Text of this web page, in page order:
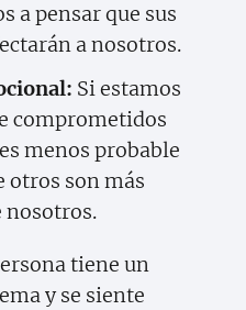
a pensar que sus
a nosotros.
Si estamos
comprometidos
menos probable
otros son más
nosotros.
tiene un
y se siente